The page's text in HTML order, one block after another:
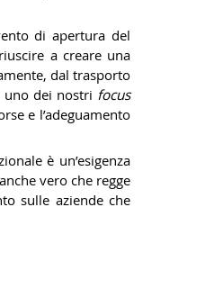
di apertura del
a creare una
dal trasporto
uno dei nostri focus
e l’adeguamento
è un’esigenza
vero che regge
sulle aziende che